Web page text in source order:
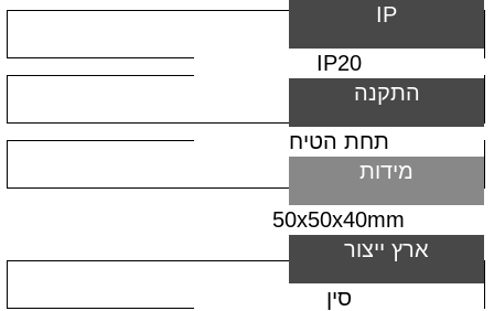
IP
IP20
התקנה
תחת הטיח
מידות
50x50x40mm
ארץ ייצור
סין